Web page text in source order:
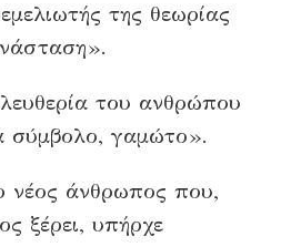
της θεωρίας
του ανθρώπου
σύμβολο, γαμώτο».
νέος άνθρωπος που,
ξέρει, υπήρχε